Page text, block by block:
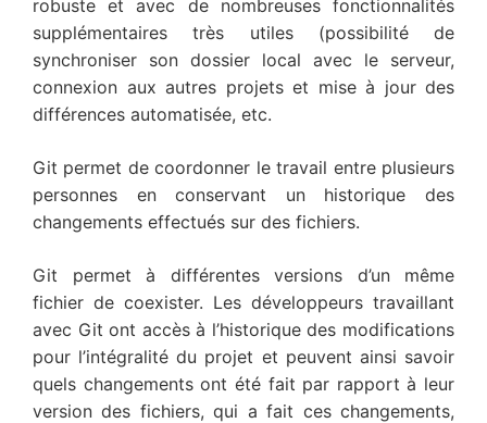
robuste et avec de nombreuses fonctionnalités
supplémentaires très utiles (possibilité de
synchroniser son dossier local avec le serveur,
connexion aux autres projets et mise à jour des
différences automatisée, etc.
Git permet de coordonner le travail entre plusieurs
personnes en conservant un historique des
changements effectués sur des fichiers.
Git permet à différentes versions d’un même
fichier de coexister. Les développeurs travaillant
avec Git ont accès à l’historique des modifications
pour l’intégralité du projet et peuvent ainsi savoir
quels changements ont été fait par rapport à leur
version des fichiers, qui a fait ces changements,